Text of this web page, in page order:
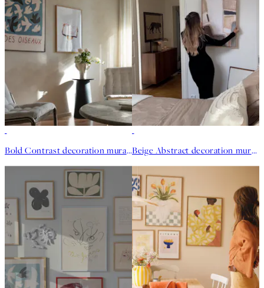
Bold Contrast decoration murale Beige Abstract decoration murale